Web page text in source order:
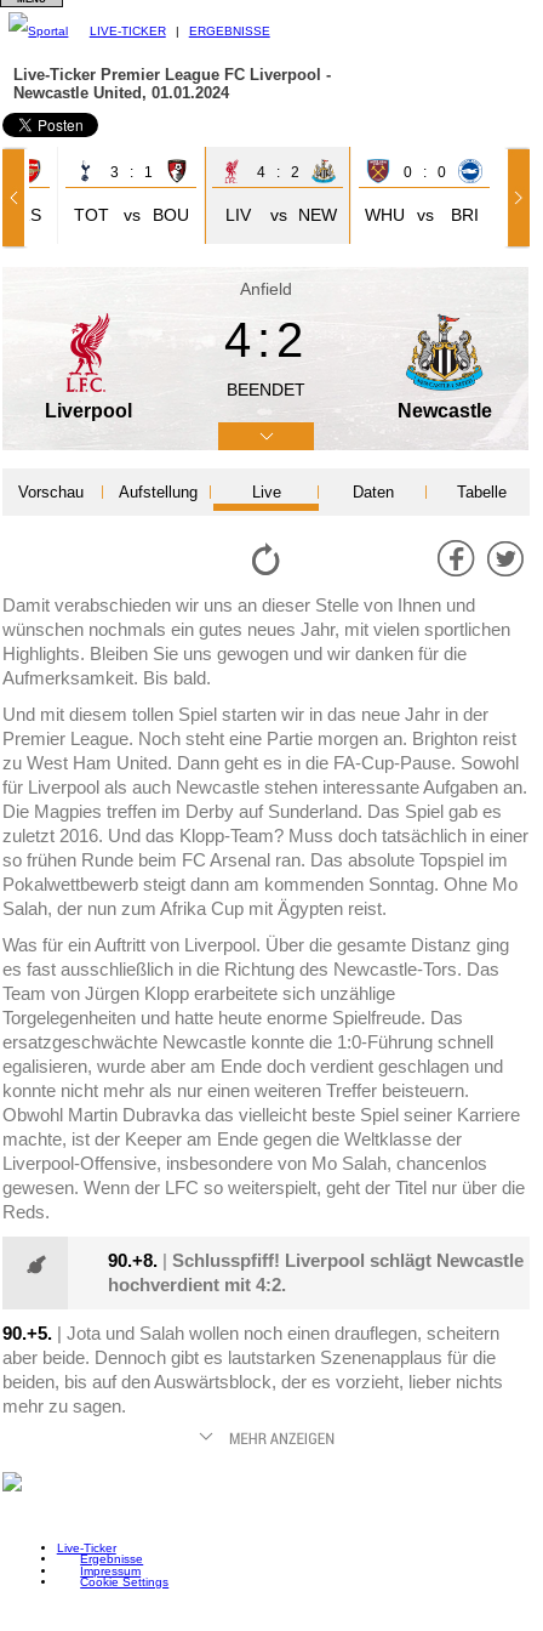
LIVE-TICKER | ERGEBNISSE
Live-Ticker Premier League FC Liverpool -
Newcastle United, 01.01.2024
ARS
3 : 1
TOT vs BOU
4 : 2
LIV vs NEW
0 : 0
WHU vs BRI
Anfield
Liverpool
4:2
BEENDET
Newcastle
Vorschau Aufstellung Live Daten Tabelle
Damit verabschieden wir uns an dieser Stelle von Ihnen und
wünschen nochmals ein gutes neues Jahr, mit vielen sportlichen
Highlights. Bleiben Sie uns gewogen und wir danken für die
Aufmerksamkeit. Bis bald.
Und mit diesem tollen Spiel starten wir in das neue Jahr in der
Premier League. Noch steht eine Partie morgen an. Brighton reist
zu West Ham United. Dann geht es in die FA-Cup-Pause. Sowohl
für Liverpool als auch Newcastle stehen interessante Aufgaben an.
Die Magpies treffen im Derby auf Sunderland. Das Spiel gab es
zuletzt 2016. Und das Klopp-Team? Muss doch tatsächlich in einer
so frühen Runde beim FC Arsenal ran. Das absolute Topspiel im
Pokalwettbewerb steigt dann am kommenden Sonntag. Ohne Mo
Salah, der nun zum Afrika Cup mit Ägypten reist.
Was für ein Auftritt von Liverpool. Über die gesamte Distanz ging
es fast ausschließlich in die Richtung des Newcastle-Tors. Das
Team von Jürgen Klopp erarbeitete sich unzählige
Torgelegenheiten und hatte heute enorme Spielfreude. Das
ersatzgeschwächte Newcastle konnte die 1:0-Führung schnell
egalisieren, wurde aber am Ende doch verdient geschlagen und
konnte nicht mehr als nur einen weiteren Treffer beisteuern.
Obwohl Martin Dubravka das vielleicht beste Spiel seiner Karriere
machte, ist der Keeper am Ende gegen die Weltklasse der
Liverpool-Offensive, insbesondere von Mo Salah, chancenlos
gewesen. Wenn der LFC so weiterspielt, geht der Titel nur über die
Reds.
90.+8. |Schlusspfiff! Liverpool schlägt Newcastle
hochverdient mit 4:2.
90.+5. | Jota und Salah wollen noch einen drauflegen, scheitern
aber beide. Dennoch gibt es lautstarken Szenenapplaus für die
beiden, bis auf den Auswärtsblock, der es vorzieht, lieber nichts
mehr zu sagen.
Live-Ticker
Ergebnisse
Impressum
Cookie Settings